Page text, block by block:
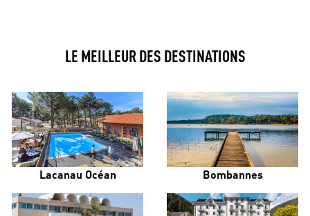
LE MEILLEUR DES DESTINATIONS
Lacanau Océan Bombannes